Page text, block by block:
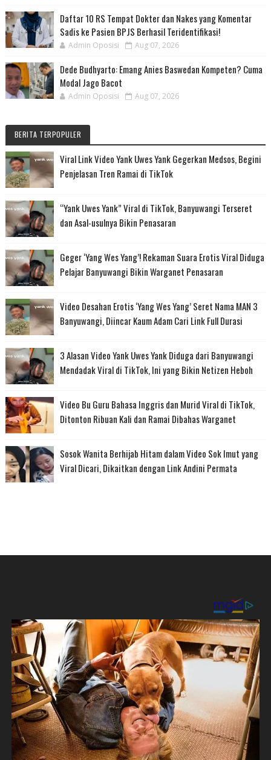
Daftar 10 RS Tempat Dokter dan Nakes yang Komentar
Sadis ke Pasien BPJS Berhasil Teridentifikasi!
Admin Oposisi Aug 07, 2026
Dede Budhyarto: Emang Anies Baswedan Kompeten? Cuma
Modal Jago Bacot
Admin Oposisi Aug 07, 2026
BERITA TERPOPULER
Viral Link Video Yank Uwes Yank Gegerkan Medsos, Begini
Penjelasan Tren Ramai di TikTok
“Yank Uwes Yank” Viral di TikTok, Banyuwangi Terseret
dan Asal-usulnya Bikin Penasaran
Geger ‘Yang Wes Yang’! Rekaman Suara Erotis Viral Diduga
Pelajar Banyuwangi Bikin Warganet Penasaran
Video Desahan Erotis ‘Yang Wes Yang’ Seret Nama MAN 3
Banyuwangi, Diincar Kaum Adam Cari Link Full Durasi
3 Alasan Video Yank Uwes Yank Diduga dari Banyuwangi
Mendadak Viral di TikTok, Ini yang Bikin Netizen Heboh
Video Bu Guru Bahasa Inggris dan Murid Viral di TikTok,
Ditonton Ribuan Kali dan Ramai Dibahas Warganet
Sosok Wanita Berhijab Hitam dalam Video Sok Imut yang
Viral Dicari, Dikaitkan dengan Link Andini Permata